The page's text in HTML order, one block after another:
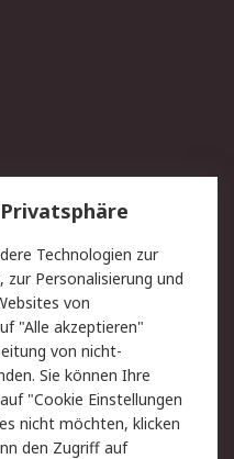
Lieferlösungen
Kontakt
Datenschutz
Zahlungsbedingungen
Technologien zur
Personalisierung und
von
"Alle akzeptieren"
von nicht-
Sie können Ihre
"Cookie Einstellungen
nicht möchten, klicken
den Zugriff auf